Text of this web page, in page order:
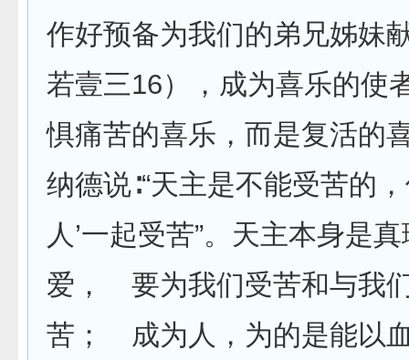
作好预备为我们的弟兄姊妹
若壹三16），成为喜乐的使
惧痛苦的喜乐，而是复活的
纳德说∶“天主是不能受苦的
人’一起受苦”。天主本身是
爱， 要为我们受苦和与我
苦； 成为人，为的是能以